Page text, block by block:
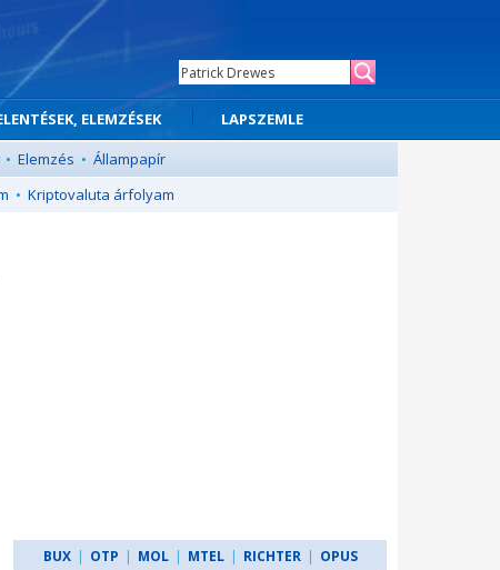
ELEMZÉSEK
LAPSZEMLE
• Elemzés • Állampapír
• Kriptovaluta árfolyam
BUX | OTP | MOL | MTEL | RICHTER | OPUS